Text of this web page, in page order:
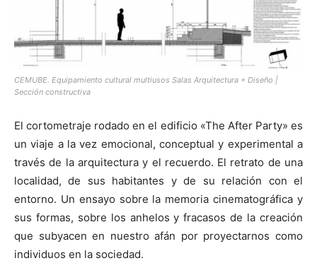
CEMUBE. Equipamiento cultural multiusos Salas Arquitectura + Diseño |
Sección constructiva
El cortometraje rodado en el edificio «The After Party» es
un viaje a la vez emocional, conceptual y experimental a
través de la arquitectura y el recuerdo. El retrato de una
localidad, de sus habitantes y de su relación con el
entorno. Un ensayo sobre la memoria cinematográfica y
sus formas, sobre los anhelos y fracasos de la creación
que subyacen en nuestro afán por proyectarnos como
individuos en la sociedad.